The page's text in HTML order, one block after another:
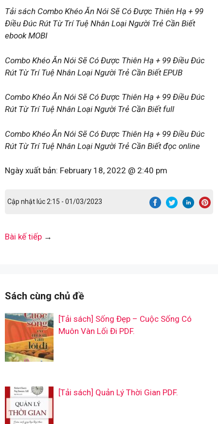
Tải sách Combo Khéo Ăn Nói Sẽ Có Được Thiên Hạ + 99
Điều Đúc Rút Từ Trí Tuệ Nhân Loại Người Trẻ Cần Biết
ebook MOBI
Combo Khéo Ăn Nói Sẽ Có Được Thiên Hạ + 99 Điều Đúc
Rút Từ Trí Tuệ Nhân Loại Người Trẻ Cần Biết EPUB
Combo Khéo Ăn Nói Sẽ Có Được Thiên Hạ + 99 Điều Đúc
Rút Từ Trí Tuệ Nhân Loại Người Trẻ Cần Biết full
Combo Khéo Ăn Nói Sẽ Có Được Thiên Hạ + 99 Điều Đúc
Rút Từ Trí Tuệ Nhân Loại Người Trẻ Cần Biết đọc online
Ngày xuất bản: February 18, 2022 @ 2:40 pm
Cập nhật lúc 2:15 - 01/03/2023
Bài kế tiếp →
Sách cùng chủ đề
[Tải sách] Sống Đẹp – Cuộc Sống Có
Muôn Vàn Lối Đi PDF.
[Tải sách] Quản Lý Thời Gian PDF.